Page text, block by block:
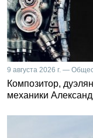
9 августа 2026 г. —
Композитор,
механики